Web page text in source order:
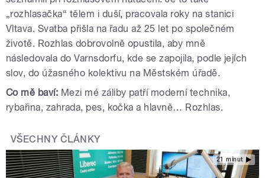
„rozhlasačka“ tělem i duší, pracovala roky na stanici
Vltava. Svatba přišla na řadu až 25 let po společném
životě. Rozhlas dobrovolně opustila, aby mně
následovala do Varnsdorfu, kde se zapojila, podle jejích
slov, do úžasného kolektivu na Městském úřadě.
Co mě baví: Mezi mé záliby patří moderní technika,
rybařina, zahrada, pes, kočka a hlavně… Rozhlas.
VŠECHNY ČLÁNKY
21 minut